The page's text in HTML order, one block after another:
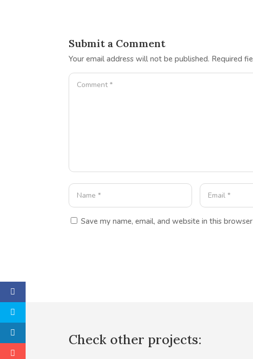
Submit a Comment
Your email address will not be published. Required
Save my name, email, and website in this
Check other projects: